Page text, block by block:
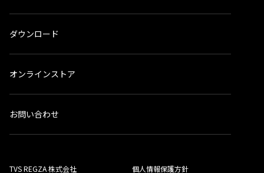
ダウンロード
オンラインストア
お問い合わせ
TVS REGZA 株式会社 個人情報保護方針